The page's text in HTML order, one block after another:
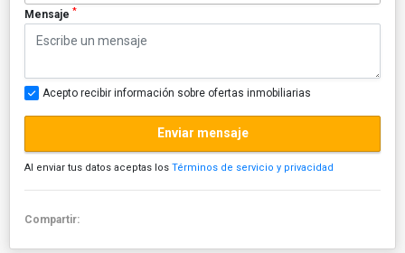
Mensaje *
Acepto recibir información sobre ofertas inmobiliarias
Enviar mensaje
Al enviar tus datos aceptas los Términos de servicio y privacidad
Compartir: